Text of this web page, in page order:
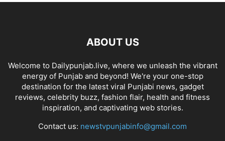
ABOUT US
Welcome to Dailypunjab.live, where we unleash the vibrant
energy of Punjab and beyond! We're your one-stop
destination for the latest viral Punjabi news, gadget
reviews, celebrity buzz, fashion flair, health and fitness
inspiration, and captivating web stories.
Contact us: newstvpunjabinfo@gmail.com